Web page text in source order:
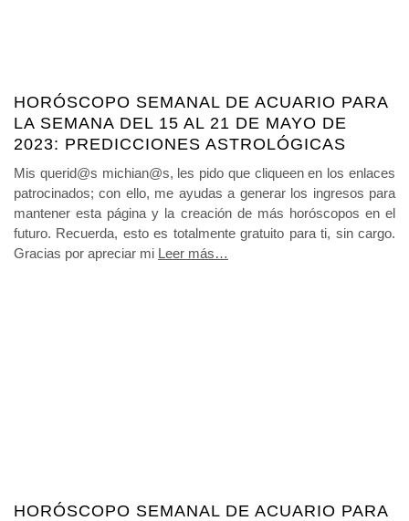
HORÓSCOPO SEMANAL DE ACUARIO PARA
LA SEMANA DEL 15 AL 21 DE MAYO DE
2023: PREDICCIONES ASTROLÓGICAS
Mis querid@s michian@s, les pido que cliqueen en los enlaces
patrocinados; con ello, me ayudas a generar los ingresos para
mantener esta página y la creación de más horóscopos en el
futuro. Recuerda, esto es totalmente gratuito para ti, sin cargo.
Gracias por apreciar mi Leer más…
HORÓSCOPO SEMANAL DE ACUARIO PARA